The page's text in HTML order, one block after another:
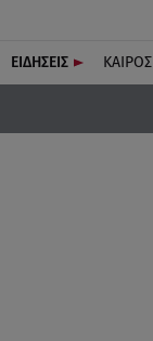
ΕΙΔΗΣΕΙΣ ΚΑΙΡΟΣ